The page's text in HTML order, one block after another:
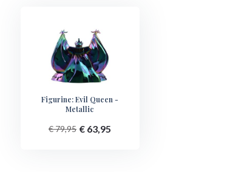
Figurine: Evil Queen -
Metallic
€ 79,95 € 63,95